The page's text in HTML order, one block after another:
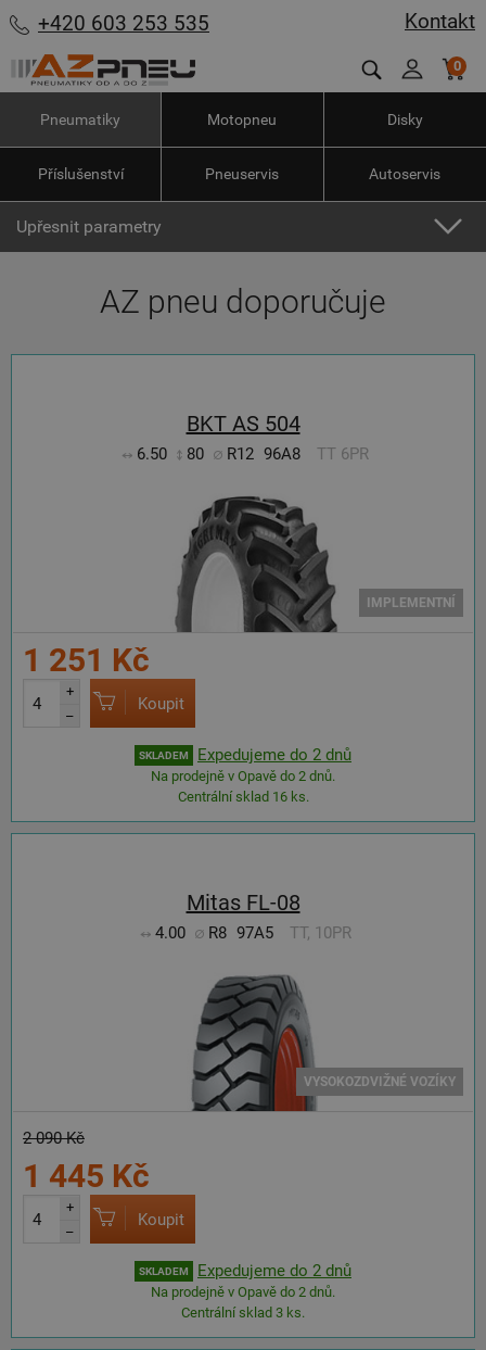
Kontakt
+420 603 253 535
0
Pneumatiky Motopneu Disky
Příslušenství Pneuservis Autoservis
Upřesnit parametry
AZ pneu doporučuje
BKT AS 504
6.50 80 R12 96A8 TT 6PR
IMPLEMENTNÍ
1 251 Kč
+
–
Koupit
SKLADEM Expedujeme do 2 dnů
Na prodejně v Opavě do 2 dnů.
Centrální sklad 16 ks.
Mitas FL-08
4.00 R8 97A5 TT, 10PR
VYSOKOZDVIŽNÉ VOZÍKY
2 090 Kč
1 445 Kč
+
–
Koupit
SKLADEM Expedujeme do 2 dnů
Na prodejně v Opavě do 2 dnů.
Centrální sklad 3 ks.